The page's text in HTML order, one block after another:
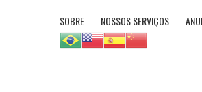
SOBRE NOSSOS SERVIÇOS